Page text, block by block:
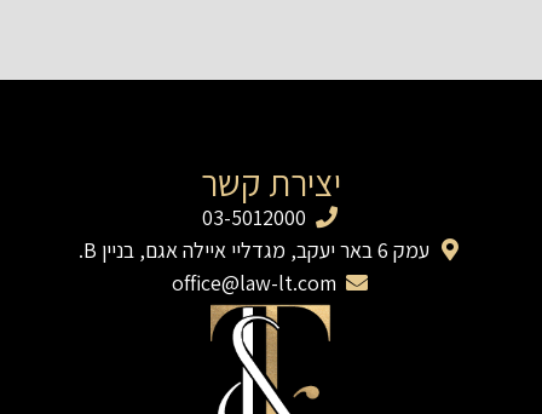
יצירת קשר
03-5012000
עמק 6 באר יעקב, מגדליי איילה אגם, בניין B.
office@law-lt.com